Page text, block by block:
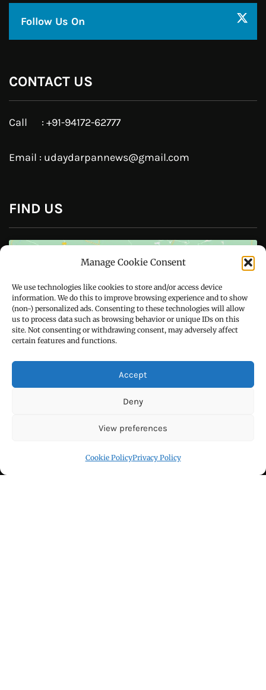
Manage Cookie Consent
We use technologies like cookies to store and/or access device
information. We do this to improve browsing experience and to show
(non-) personalized ads. Consenting to these technologies will allow
us to process data such as browsing behavior or unique IDs on this
site. Not consenting or withdrawing consent, may adversely affect
certain features and functions.
Accept
Deny
View preferences
Cookie PolicyPrivacy Policy
Instagram
Like Us On
Follow Us On
CONTACT US
Call : +91-94172-62777
Email : udaydarpannews@gmail.com
Click to accept marketing cookies and